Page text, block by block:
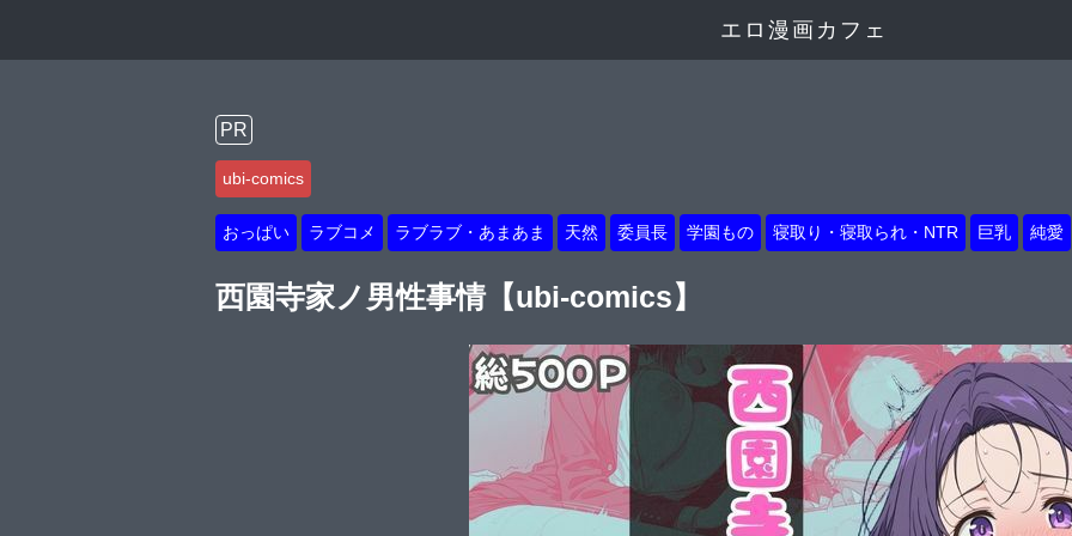
エロ漫画カフェ
PR
ubi-comics
おっぱい ラブコメ ラブラブ・あまあま 天然 委員長 学園もの 寝取り・寝取られ・NTR 巨乳 純愛
西園寺家ノ男性事情【ubi-comics】